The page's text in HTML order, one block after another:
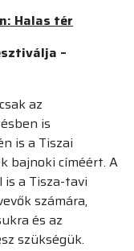
Halas tér
–
az
is
is a Tiszai
bajnoki címéért. A
a Tisza-tavi
számára,
és az
szükségük.